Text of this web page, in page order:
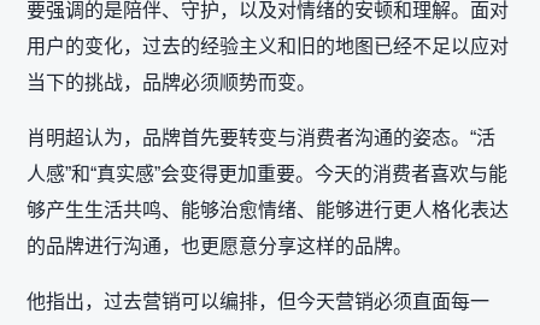
要强调的是陪伴、守护，以及对情绪的安顿和理解。面对
用户的变化，过去的经验主义和旧的地图已经不足以应对
当下的挑战，品牌必须顺势而变。
肖明超认为，品牌首先要转变与消费者沟通的姿态。“活
人感”和“真实感”会变得更加重要。今天的消费者喜欢与能
够产生生活共鸣、能够治愈情绪、能够进行更人格化表达
的品牌进行沟通，也更愿意分享这样的品牌。
他指出，过去营销可以编排，但今天营销必须直面每一